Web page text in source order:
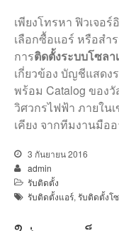
เพียงโทรหา ฟิวเจอ
เลือกซื้อแอร์ หรือสำ
การติดตั้งระบบโซลา
เกี่ยวข้อง บัญชีแสด
พร้อม Catalog ของ
วิศวกรไฟฟ้า ภายใน
เคียง จากทีมงานมือ
3 กันยายน 2016
admin
รับติดตั้ง
รับติดตั้งแอร์, รับติดตั้งโ